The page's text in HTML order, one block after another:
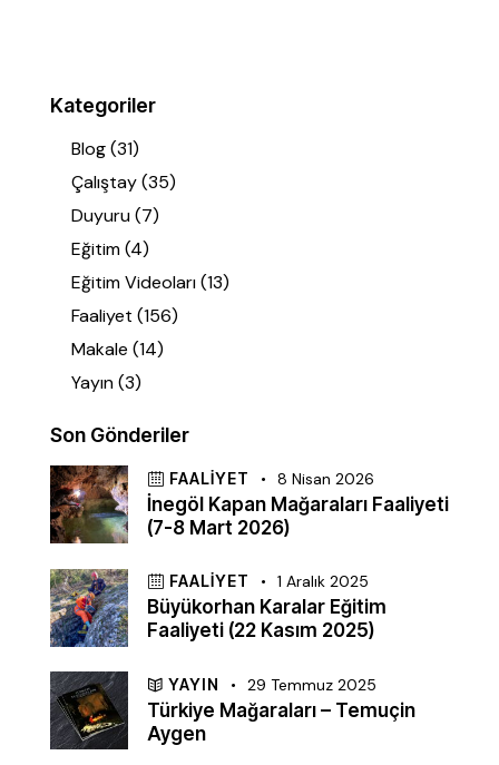
Kategoriler
Blog(31)
Çalıştay(35)
Duyuru(7)
Eğitim(4)
Eğitim Videoları(13)
Faaliyet (156)
Makale (14)
Yayın(3)
Son Gönderiler
FAALIYET 8 Nisan 2026
İnegöl Kapan Mağaraları Faaliyeti
(7-8 Mart 2026)
FAALIYET 1 Aralık 2025
Büyükorhan Karalar Eğitim
Faaliyeti (22 Kasım 2025)
YAYIN 29 Temmuz 2025
Türkiye Mağaraları – Temuçin
Aygen